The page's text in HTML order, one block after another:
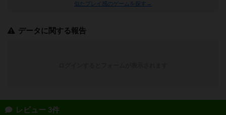
似たプレイ感のゲームを探す→
データに関する報告
レビュー 3件